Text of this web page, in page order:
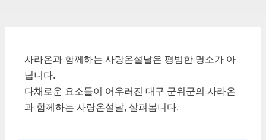
사라온과 함께하는 사랑온설날은 평범한 명소가 아
닙니다.
다채로운 요소들이 어우러진 대구 군위군의 사라온
과 함께하는 사랑온설날, 살펴봅니다.